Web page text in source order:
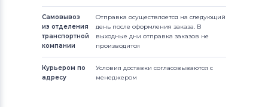
Самовывоз
из отделения
транспортной
компании
Отправка осуществляется на следующий
день после оформления заказа. В
выходные дни отправка заказов не
производится
Курьером по
адресу
Условия доставки согласовываются с
менеджером